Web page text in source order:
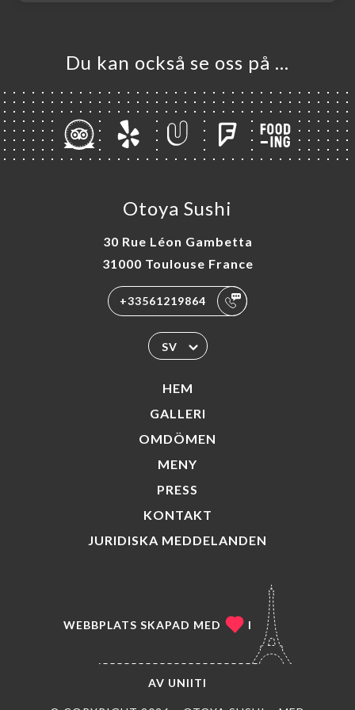
Du kan också se oss på …
Otoya Sushi
30 Rue Léon Gambetta
31000 Toulouse France
+33561219864
SV
HEM
GALLERI
OMDÖMEN
MENY
PRESS
KONTAKT
JURIDISKA MEDDELANDEN
WEBBPLATS SKAPAD MED I
AV UNIITI